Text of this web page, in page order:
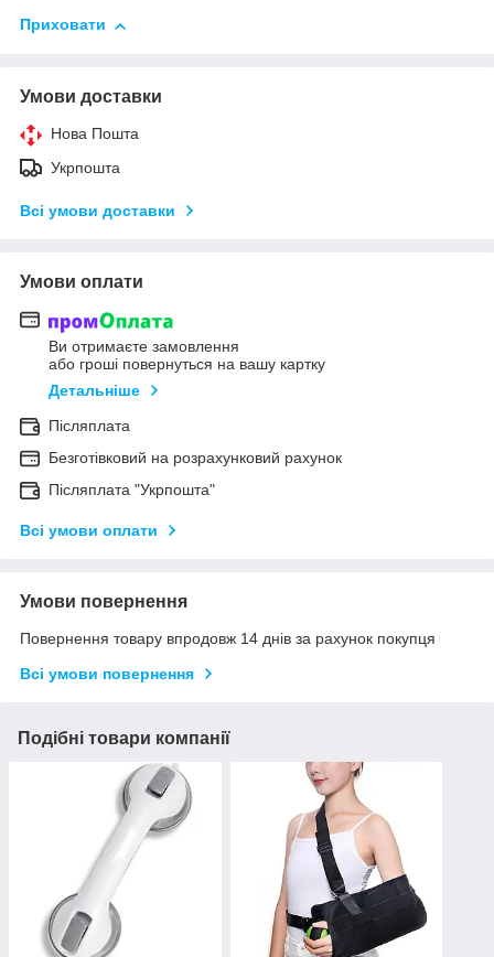
Приховати
Умови доставки
Нова Пошта
Укрпошта
Всі умови доставки
Умови оплати
Ви отримаєте замовлення
або гроші повернуться на вашу картку
Детальніше
Післяплата
Безготівковий на розрахунковий рахунок
Післяплата "Укрпошта"
Всі умови оплати
Умови повернення
Повернення товару впродовж 14 днів за рахунок покупця
Всі умови повернення
Подібні товари компанії